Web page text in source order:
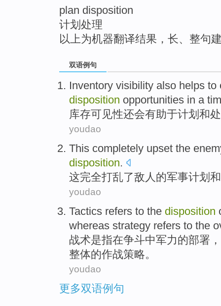
plan disposition
计划处理
以上为机器翻译结果，长、整句
双语例句
Inventory visibility also helps to
disposition opportunities in a
库存可见性还会有助于计划 和
youdao
This completely upset the
disposition.
这完全打乱了敌人的军事计划 和
youdao
Tactics refers to the disposition
whereas strategy refers to the
战术是指在争斗中军力的部署 ，
整体的作战策略。
youdao
更多双语例句